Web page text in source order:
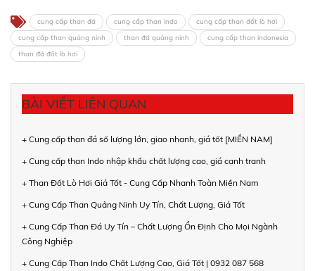
cung cấp than đá cung cấp than indo
cung cấp than đốt lò hơi
cung cấp than quảng ninh
than đá quảng ninh
cung cấp than indonesia
than đá đốt lò hơi
BÀI VIẾT LIÊN QUAN
+ Cung cấp than đá số lượng lớn, giao nhanh, giá tốt [MIỀN NAM]
+ Cung cấp than Indo nhập khẩu chất lượng cao, giá cạnh tranh
+ Than Đốt Lò Hơi Giá Tốt - Cung Cấp Nhanh Toàn Miền Nam
+ Cung Cấp Than Quảng Ninh Uy Tín, Chất Lượng, Giá Tốt
+ Cung Cấp Than Đá Uy Tín – Chất Lượng Ổn Định Cho Mọi Ngành
Công Nghiệp
+ Cung Cấp Than Indo Chất Lượng Cao, Giá Tốt | 0932 087 568